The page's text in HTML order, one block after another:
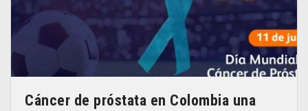
Cáncer de próstata en Colombia una